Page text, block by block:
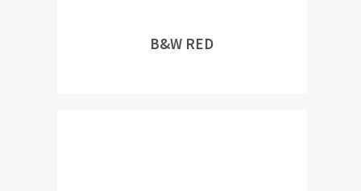
B&W RED